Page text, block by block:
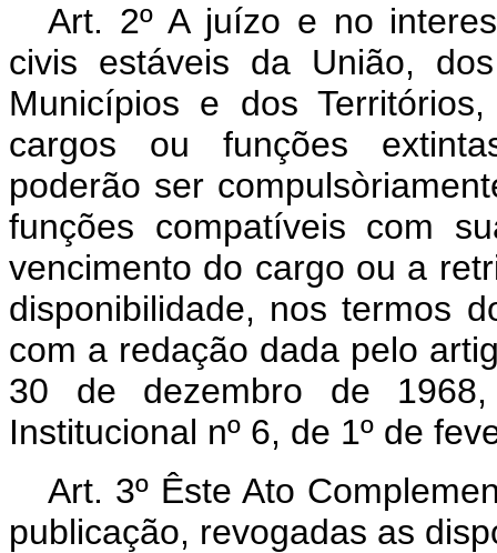
Art. 2º A juízo e no
civis estáveis da União,
Municípios e dos
cargos ou funções
poderão ser
funções compatíveis com
vencimento do cargo ou a
disponibilidade, nos termos
com a redação dada pelo
30 de dezembro de
Institucional nº 6, de 1º de
Art. 3º Êste Ato
publicação, revogadas as